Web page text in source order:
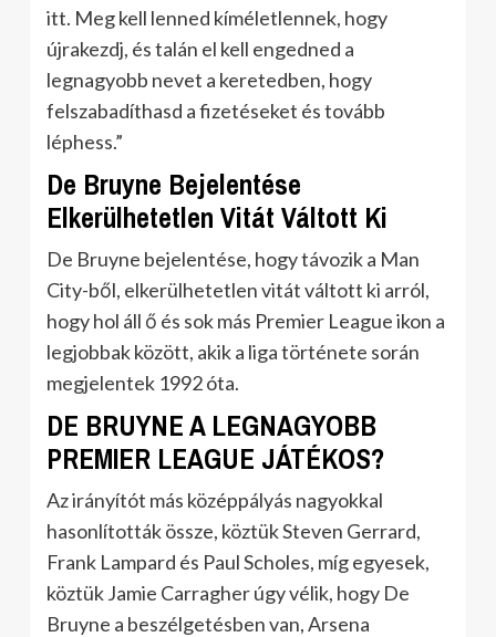
itt. Meg kell lenned kíméletlennek, hogy
újrakezdj, és talán el kell engedned a
legnagyobb nevet a keretedben, hogy
felszabadíthasd a fizetéseket és tovább
léphess.”
De Bruyne Bejelentése
Elkerülhetetlen Vitát Váltott Ki
De Bruyne bejelentése, hogy távozik a Man
City-ből, elkerülhetetlen vitát váltott ki arról,
hogy hol áll ő és sok más Premier League ikon a
legjobbak között, akik a liga története során
megjelentek 1992 óta.
DE BRUYNE A LEGNAGYOBB
PREMIER LEAGUE JÁTÉKOS?
Az irányítót más középpályás nagyokkal
hasonlították össze, köztük Steven Gerrard,
Frank Lampard és Paul Scholes, míg egyesek,
köztük Jamie Carragher úgy vélik, hogy De
Bruyne a beszélgetésben van, Arsena